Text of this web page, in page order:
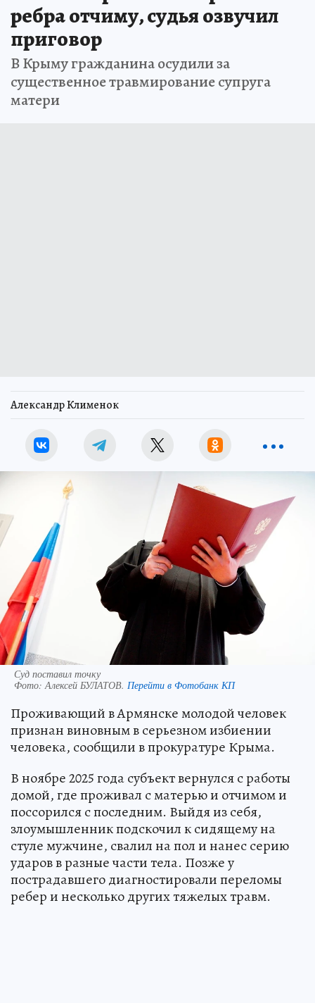
ребра отчиму, судья озвучил
приговор
В Крыму гражданина осудили за
существенное травмирование супруга
матери
Александр Клименок
Суд поставил точку
Фото: Алексей БУЛАТОВ. Перейти в Фотобанк КП
Проживающий в Армянске молодой человек
признан виновным в серьезном избиении
человека, сообщили в прокуратуре Крыма.
В ноябре 2025 года субъект вернулся с работы
домой, где проживал с матерью и отчимом и
поссорился с последним. Выйдя из себя,
злоумышленник подскочил к сидящему на
стуле мужчине, свалил на пол и нанес серию
ударов в разные части тела. Позже у
пострадавшего диагностировали переломы
ребер и несколько других тяжелых травм.